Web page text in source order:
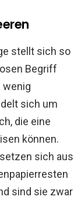
stellt sich so
Begriff
wenig
sich um
die eine
können.
setzen sich aus
sind sie zwar